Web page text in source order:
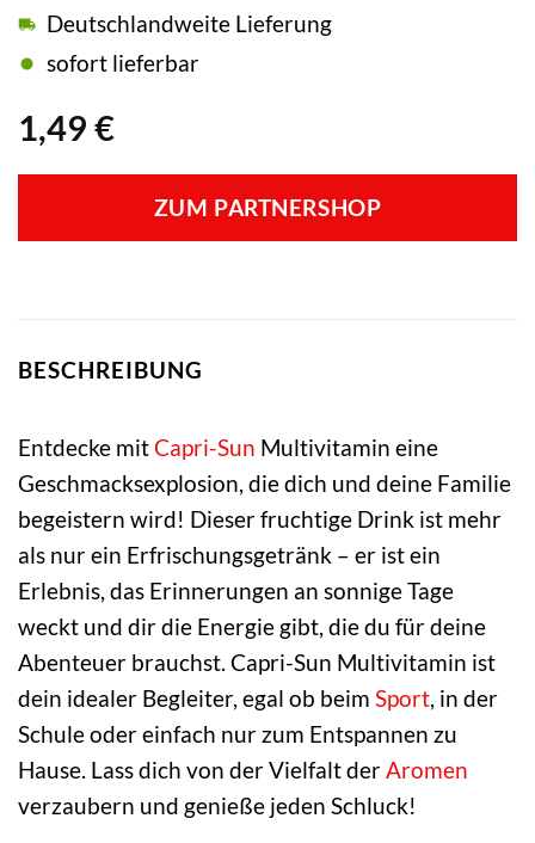
1,49 €
Deutschlandweite Lieferung
sofort lieferbar
ZUM PARTNERSHOP
BESCHREIBUNG
Entdecke mitCapri-Sun Multivitamin eine
Geschmacksexplosion, die dich und deine Familie
begeistern wird! Dieser fruchtige Drink ist mehr
als nur ein Erfrischungsgetränk – er ist ein
Erlebnis, das Erinnerungen an sonnige Tage
weckt und dir die Energie gibt, die du für deine
Abenteuer brauchst. Capri-Sun Multivitamin ist
dein idealer Begleiter, egal ob beim Sport , in der
Schule oder einfach nur zum Entspannen zu
Hause. Lass dich von der Vielfalt der Aromen
verzaubern und genieße jeden Schluck!